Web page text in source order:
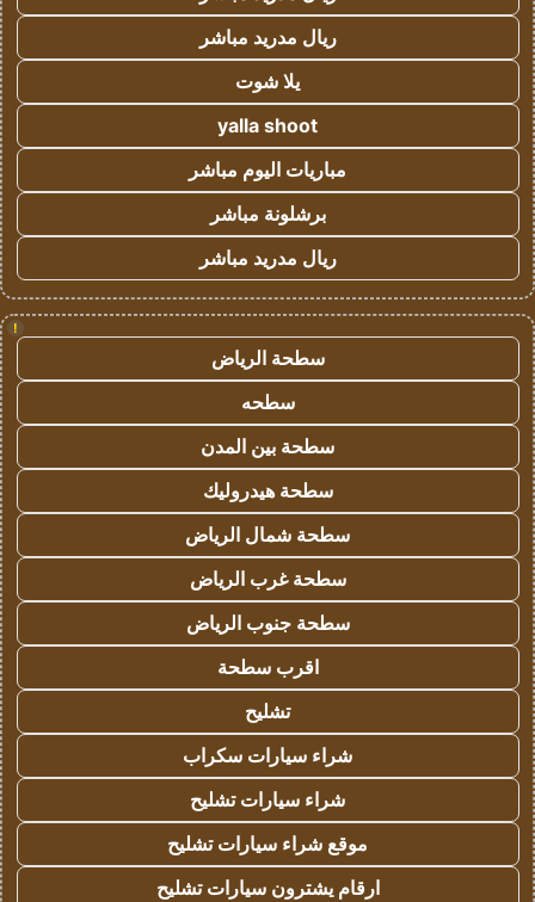
ريال مدريد مباشر
يلا شوت
yalla shoot
مباريات اليوم مباشر
برشلونة مباشر
ريال مدريد مباشر
!
سطحة الرياض
سطحه
سطحة بين المدن
سطحة هيدروليك
سطحة شمال الرياض
سطحة غرب الرياض
سطحة جنوب الرياض
اقرب سطحة
تشليح
شراء سيارات سكراب
شراء سيارات تشليح
موقع شراء سيارات تشليح
ارقام يشترون سيارات تشليح